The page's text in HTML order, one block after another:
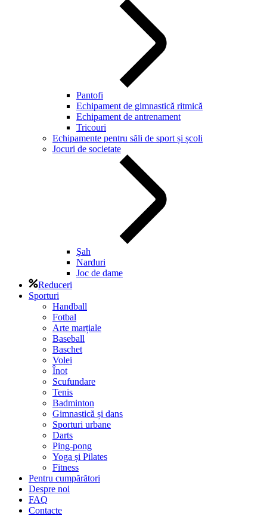
Pantofi
Echipament de gimnastică ritmică
Echipament de antrenament
Tricouri
Echipamente pentru săli de sport și școli
Jocuri de societate
Şah
Narduri
Joc de dame
Reduceri
Sporturi
Handball
Fotbal
Arte marțiale
Baseball
Baschet
Volei
Înot
Scufundare
Tenis
Badminton
Gimnastică și dans
Sporturi urbane
Darts
Ping-pong
Yoga și Pilates
Fitness
Pentru cumpărători
Despre noi
FAQ
Contacte